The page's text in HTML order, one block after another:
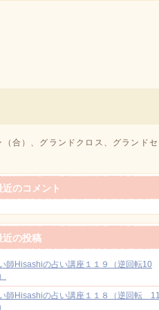
合）、グランドクロス、グランドセ
近のコメント
近の投稿
師Hisashiの占い講座１１９（逆回転10
師Hisashiの占い講座１１８（逆回転 11